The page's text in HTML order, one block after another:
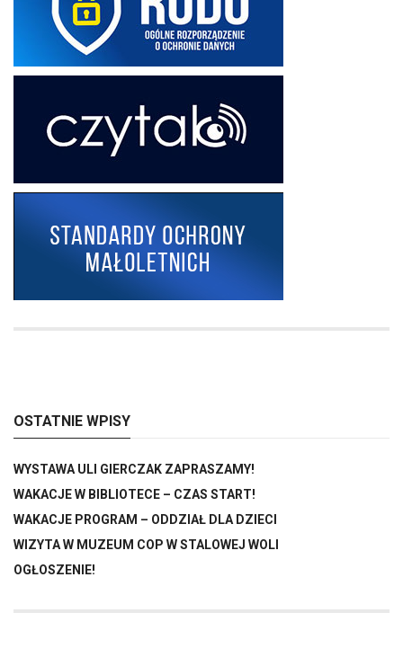
OSTATNIE WPISY
WYSTAWA ULI GIERCZAK ZAPRASZAMY!
WAKACJE W BIBLIOTECE – CZAS START!
WAKACJE PROGRAM – ODDZIAŁ DLA DZIECI
WIZYTA W MUZEUM COP W STALOWEJ WOLI
OGŁOSZENIE!